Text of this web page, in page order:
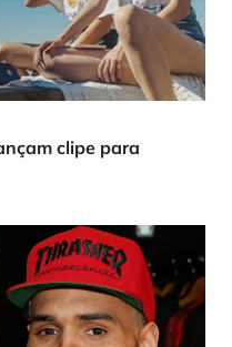
clipe para